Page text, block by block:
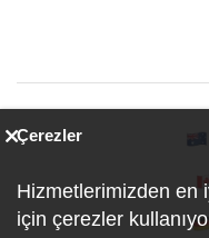
Çerezler
Hizmetlerimizden en
için çerezler